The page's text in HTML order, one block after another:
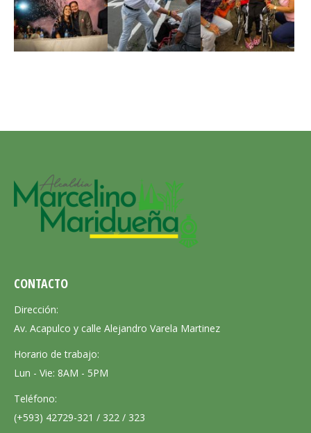
CONTACTO
Dirección:
Av. Acapulco y calle Alejandro Varela Martinez
Horario de trabajo:
Lun - Vie: 8AM - 5PM
Teléfono:
(+593) 42729-321 / 322 / 323